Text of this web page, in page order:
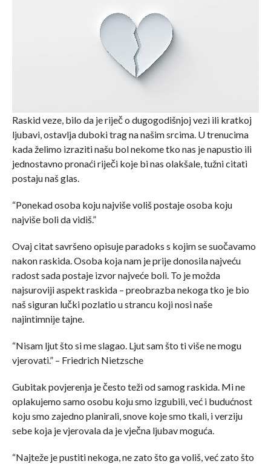
Raskid veze, bilo da je riječ o dugogodišnjoj vezi ili kratkoj
ljubavi, ostavlja duboki trag na našim srcima. U trenucima
kada želimo izraziti našu bol nekome tko nas je napustio ili
jednostavno pronaći riječi koje bi nas olakšale, tužni citati
postaju naš glas.
“Ponekad osoba koju najviše voliš postaje osoba koju
najviše boli da vidiš.”
Ovaj citat savršeno opisuje paradoks s kojim se suočavamo
nakon raskida. Osoba koja nam je prije donosila najveću
radost sada postaje izvor najveće boli. To je možda
najsuroviji aspekt raskida – preobrazba nekoga tko je bio
naš siguran lučki pozlatio u strancu koji nosi naše
najintimnije tajne.
“Nisam ljut što si me slagao. Ljut sam što ti više ne mogu
vjerovati.” – Friedrich Nietzsche
Gubitak povjerenja je često teži od samog raskida. Mi ne
oplakujemo samo osobu koju smo izgubili, već i budućnost
koju smo zajedno planirali, snove koje smo tkali, i verziju
sebe koja je vjerovala da je vječna ljubav moguća.
“Najteže je pustiti nekoga, ne zato što ga voliš, već zato što